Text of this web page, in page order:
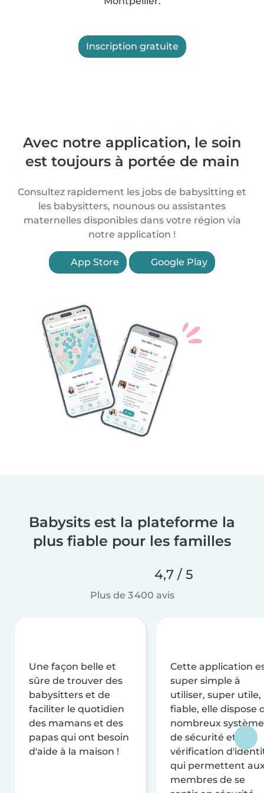
Inscription gratuite
Avec notre application, le soin
est toujours à portée de main
Consultez rapidement les jobs de babysitting et
les babysitters, nounous ou assistantes
maternelles disponibles dans votre région via
notre application !
App Store Google Play
Babysits est la plateforme la
plus fiable pour les familles
4,7 / 5
Plus de 3 400 avis
Une façon belle et
sûre de trouver des
babysitters et de
faciliter le quotidien
des mamans et des
papas qui ont besoin
d'aide à la maison !
Cette application
super simple à
utiliser, super utile,
fiable, elle dispose
nombreux
de sécurité et de
vérification
qui permettent
membres de se